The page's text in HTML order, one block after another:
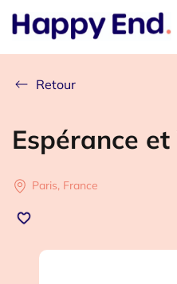
Retour
Espérance et
Paris, France